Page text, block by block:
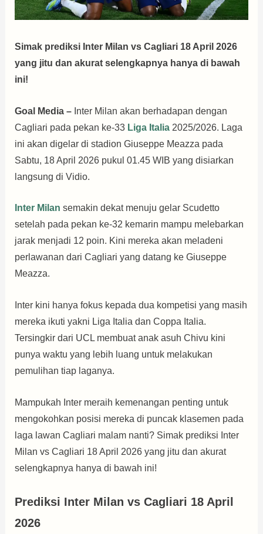
Simak prediksi Inter Milan vs Cagliari 18 April 2026
yang jitu dan akurat selengkapnya hanya di bawah
ini!
Goal Media – Inter Milan akan berhadapan dengan
Cagliari pada pekan ke-33 Liga Italia2025/2026. Laga
ini akan digelar di stadion Giuseppe Meazza pada
Sabtu, 18 April 2026 pukul 01.45 WIB yang disiarkan
langsung di Vidio.
Inter Milan semakin dekat menuju gelar Scudetto
setelah pada pekan ke-32 kemarin mampu melebarkan
jarak menjadi 12 poin. Kini mereka akan meladeni
perlawanan dari Cagliari yang datang ke Giuseppe
Meazza.
Inter kini hanya fokus kepada dua kompetisi yang masih
mereka ikuti yakni Liga Italia dan Coppa Italia.
Tersingkir dari UCL membuat anak asuh Chivu kini
punya waktu yang lebih luang untuk melakukan
pemulihan tiap laganya.
Mampukah Inter meraih kemenangan penting untuk
mengokohkan posisi mereka di puncak klasemen pada
laga lawan Cagliari malam nanti? Simak prediksi Inter
Milan vs Cagliari 18 April 2026 yang jitu dan akurat
selengkapnya hanya di bawah ini!
Prediksi Inter Milan vs Cagliari 18 April
2026